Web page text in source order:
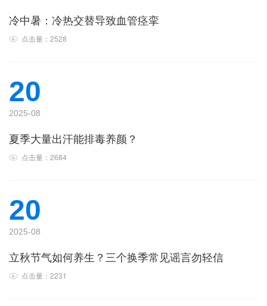
冷中暑：冷热交替导致血管痉挛
点击量：2528
20
2025-08
夏季大量出汗能排毒养颜？
点击量：2684
20
2025-08
立秋节气如何养生？三个换季常见谣言勿轻信
点击量：2231